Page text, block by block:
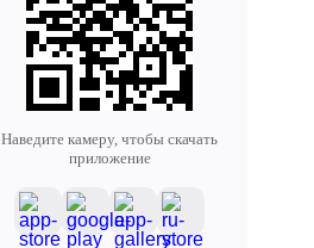
Наведите камеру, чтобы скачать
приложение